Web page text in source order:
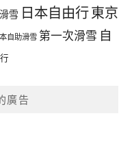
雪 日本自由行東京
自助滑雪 第一次滑雪 自
廣告